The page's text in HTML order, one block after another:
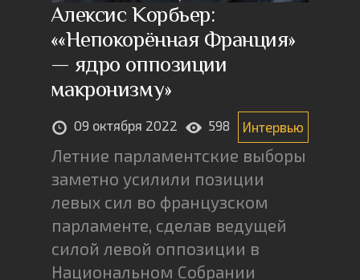
Алексис Корбьер:
««Непокорённая Франция»
— ядро оппозиции
макронизму»
09 октября 2022 598 Интервью
Летние парламентские выборы
заметно усилили позиции
левых сил во французском
парламенте, сделав ведущей
силой левой оппозиции в
Национальном Собрании